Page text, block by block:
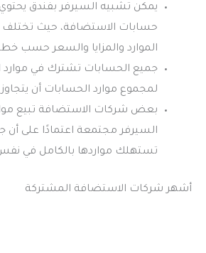
يمكن تشبيه السيرفر بفندق
حسابات الاستضافة، حيث
الموارد والمزايا والسعر حسب
جميع الحسابات تشترك في موارد
لمجموع موارد الحسابات أن يتجاوز
بعض شركات الاستضافة تبيع
السيرفر مجتمعة اعتمادًا على أن
تستهلك مواردها بالكامل في
أشهر شركات الاستضافة المشتركة